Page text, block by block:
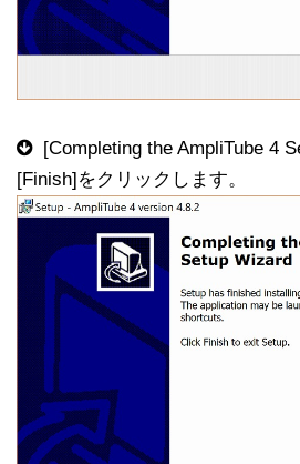
[Completing the AmpliTube 4
[Finish]をクリックします。